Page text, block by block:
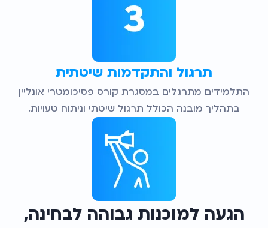
הגעה למוכנות גבוהה לבחינה,
תרגול והתקדמות שיטתית
התלמידים מתרגלים במסגרת קורס פסיכומטרי אונליין
בתהליך מובנה הכולל תרגול שיטתי וניתוח טעויות.